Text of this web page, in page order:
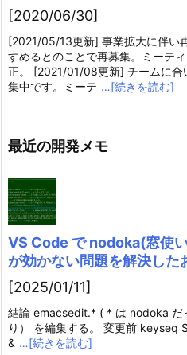
[2020/06/30]
[2021/05/13更新] 事業拡大に伴い
すめるとのことで再募集。ミーテ
正。 [2021/01/08更新] チームに合
集中です。ミーテ …[続きを読む]
最近の開発メモ
VS Code で nodoka(窓使
が効かない問題を解決した
[2025/01/11]
結論 emacsedit.* ( * は nodoka だ
り） を編集する。 変更前 keyseq
& …[続きを読む]